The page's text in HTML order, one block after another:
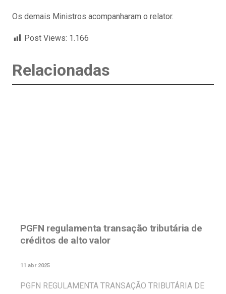
Os demais Ministros acompanharam o relator.
Post Views: 1.166
Relacionadas
PGFN regulamenta transação tributária de
créditos de alto valor
11 abr 2025
PGFN REGULAMENTA TRANSAÇÃO TRIBUTÁRIA DE